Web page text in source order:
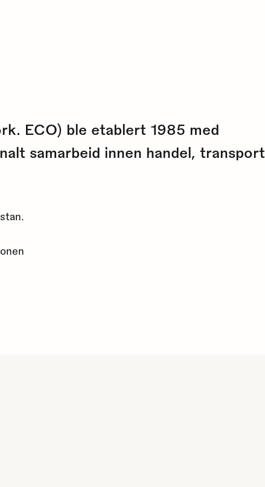
ECO) ble etablert 1985 med
samarbeid innen handel, transport,